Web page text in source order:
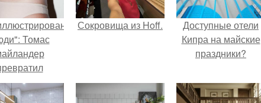
Томас
ожоги в
- объект.
Сокровища из Hoff.
Доступные отели
Кипра на майские
праздники?